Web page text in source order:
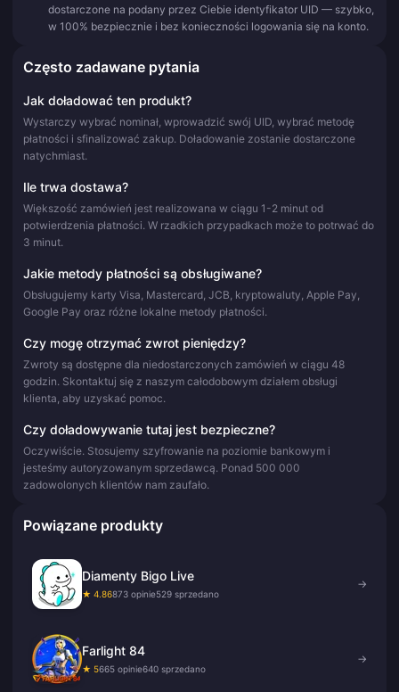
dostarczone na podany przez Ciebie identyfikator UID — szybko,
w 100% bezpiecznie i bez konieczności logowania się na konto.
Często zadawane pytania
Jak doładować ten produkt?
Wystarczy wybrać nominał, wprowadzić swój UID, wybrać metodę
płatności i sfinalizować zakup. Doładowanie zostanie dostarczone
natychmiast.
Ile trwa dostawa?
Większość zamówień jest realizowana w ciągu 1-2 minut od
potwierdzenia płatności. W rzadkich przypadkach może to potrwać do
3 minut.
Jakie metody płatności są obsługiwane?
Obsługujemy karty Visa, Mastercard, JCB, kryptowaluty, Apple Pay,
Google Pay oraz różne lokalne metody płatności.
Czy mogę otrzymać zwrot pieniędzy?
Zwroty są dostępne dla niedostarczonych zamówień w ciągu 48
godzin. Skontaktuj się z naszym całodobowym działem obsługi
klienta, aby uzyskać pomoc.
Czy doładowywanie tutaj jest bezpieczne?
Oczywiście. Stosujemy szyfrowanie na poziomie bankowym i
jesteśmy autoryzowanym sprzedawcą. Ponad 500 000
zadowolonych klientów nam zaufało.
Powiązane produkty
Diamenty Bigo Live
★ 4.86873 opinie529 sprzedano
→
Farlight 84
★ 5665 opinie640 sprzedano
→